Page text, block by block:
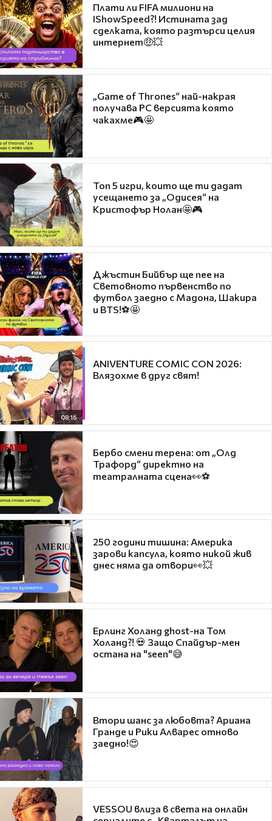
Плати ли FIFA милиони на
IShowSpeed?! Истината зад
сделката, която разтърси целия
интернет🤑💥
„Game of Thrones“ най-накрая
получава PC версията която
чакахме🎮🤩
Топ 5 игри, които ще ти дадат
усещането за „Одисея“ на
Кристофър Нолан🤩🎮
Джъстин Бийбър ще пее на
Световното първенство по
футбол заедно с Мадона, Шакира
и BTS!⚽🤩
08:16
ANIVENTURE COMIC CON 2026:
Влязохме в друг свят!
Бербо смени терена: от „Олд
Трафорд“ директно на
театралната сцена👀⚽
250 години тишина: Америка
зарови капсула, която никой жив
днес няма да отвори👀💥
Ерлинг Холанд ghost-на Том
Холанд?! 💀 Защо Спайдър-мен
остана на "seen"😅
Втори шанс за любовта? Ариана
Гранде и Рики Алварес отново
заедно!😍
VESSOU влиза в света на онлайн